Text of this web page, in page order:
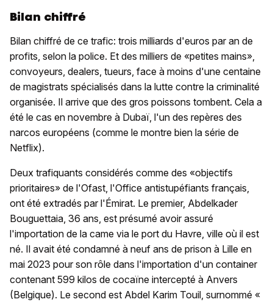
Bilan chiffré
Bilan chiffré de ce trafic: trois milliards d'euros par an de
profits, selon la police. Et des milliers de «petites mains»,
convoyeurs, dealers, tueurs, face à moins d'une centaine
de magistrats spécialisés dans la lutte contre la criminalité
organisée. Il arrive que des gros poissons tombent. Cela a
été le cas en novembre à Dubaï, l'un des repères des
narcos européens (comme le montre bien la série de
Netflix).
Deux trafiquants considérés comme des «objectifs
prioritaires» de l'Ofast, l'Office antistupéfiants français,
ont été extradés par l'Émirat. Le premier, Abdelkader
Bouguettaia, 36 ans, est présumé avoir assuré
l'importation de la came via le port du Havre, ville où il est
né. Il avait été condamné à neuf ans de prison à Lille en
mai 2023 pour son rôle dans l'importation d'un container
contenant 599 kilos de cocaïne intercepté à Anvers
(Belgique). Le second est Abdel Karim Touil, surnommé «